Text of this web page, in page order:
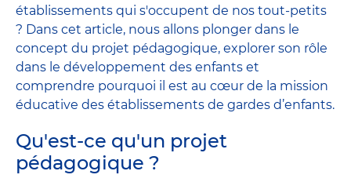
établissements qui s'occupent de nos tout-petits
? Dans cet article, nous allons plonger dans le
concept du projet pédagogique, explorer son rôle
dans le développement des enfants et
comprendre pourquoi il est au cœur de la mission
éducative des établissements de gardes d’enfants.
Qu'est-ce qu'un projet
pédagogique ?